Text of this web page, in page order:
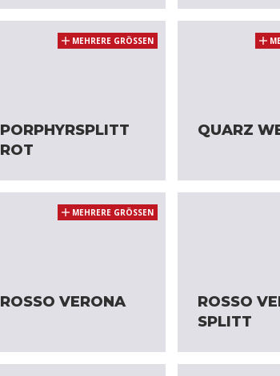
PORPHYRSPLITT
ROT
MEHRERE GRÖSSEN
QUARZ
ROSSO VERONA
MEHRERE GRÖSSEN
ROSSO
SPLITT